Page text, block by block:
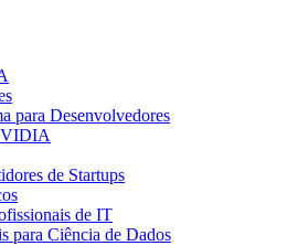
para Desenvolvedores
de Startups
de IT
para Ciência de Dados